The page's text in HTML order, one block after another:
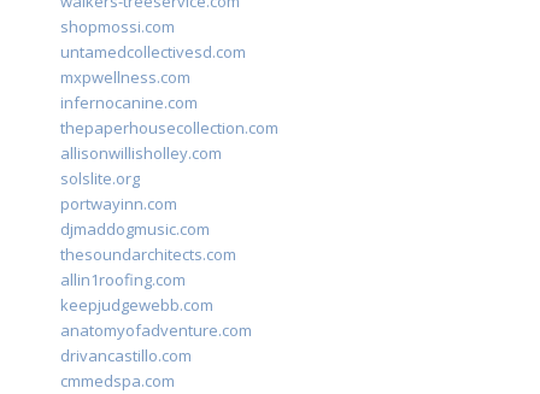
shopmossi.com
untamedcollectivesd.com
mxpwellness.com
infernocanine.com
thepaperhousecollection.com
allisonwillisholley.com
solslite.org
portwayinn.com
djmaddogmusic.com
thesoundarchitects.com
allin1roofing.com
keepjudgewebb.com
anatomyofadventure.com
drivancastillo.com
cmmedspa.com